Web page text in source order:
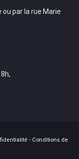
ou par la rue Marie
- Conditions de